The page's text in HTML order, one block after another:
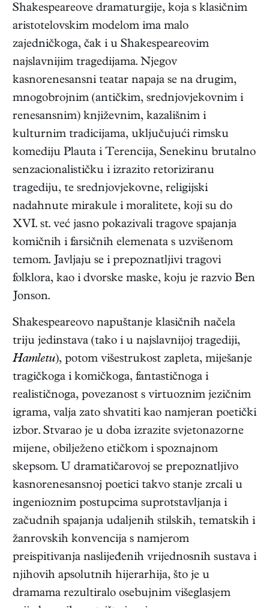
Shakespeareove dramaturgije, koja s klasičnim
aristotelovskim modelom ima malo
zajedničkoga, čak i u Shakespeareovim
najslavnijim tragedijama. Njegov
kasnorenesansni teatar napaja se na drugim,
mnogobrojnim (antičkim, srednjovjekovnim i
renesansnim) književnim, kazališnim i
kulturnim tradicijama, uključujući rimsku
komediju Plauta i Terencija, Senekinu brutalno
senzacionalističku i izrazito retoriziranu
tragediju, te srednjovjekovne, religijski
nadahnute mirakule i moralitete, koji su do
XVI. st. već jasno pokazivali tragove spajanja
komičnih i farsičnih elemenata s uzvišenom
temom. Javljaju se i prepoznatljivi tragovi
folklora, kao i dvorske maske, koju je razvio Ben
Jonson.
Shakespeareovo napuštanje klasičnih načela
triju jedinstava (tako i u najslavnijoj tragediji,
Hamletu), potom višestrukost zapleta, miješanje
tragičkoga i komičkoga, fantastičnoga i
realističnoga, povezanost s virtuoznim jezičnim
igrama, valja zato shvatiti kao namjeran poetički
izbor. Stvarao je u doba izrazite svjetonazorne
mijene, obilježeno etičkom i spoznajnom
skepsom. U dramatičarovoj se prepoznatljivo
kasnorenesansnoj poetici takvo stanje zrcali u
ingenioznim postupcima suprotstavljanja i
začudnih spajanja udaljenih stilskih, tematskih i
žanrovskih konvencija s namjerom
preispitivanja naslijeđenih vrijednosnih sustava i
njihovih apsolutnih hijerarhija, što je u
dramama rezultiralo osebujnim višeglasjem